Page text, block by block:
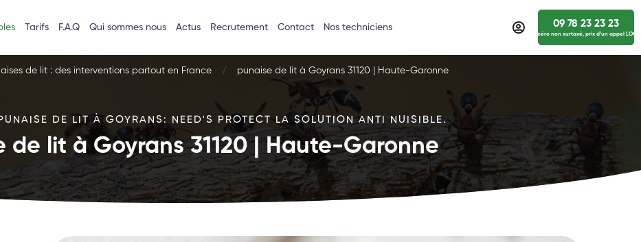
Tarifs F.A.Q Qui sommes nous Actus Recrutement Contact Nos techniciens 09 78 23 23 23
numéro non surtaxé, prix d’un appel
de lit : des interventions partout en France punaise de lit à Goyrans 31120 | Haute-Garonne
DE LIT À GOYRANS: NEED'S PROTECT LA SOLUTION ANTI NUISIBLE.
de lit à Goyrans 31120 | Haute-Garonne